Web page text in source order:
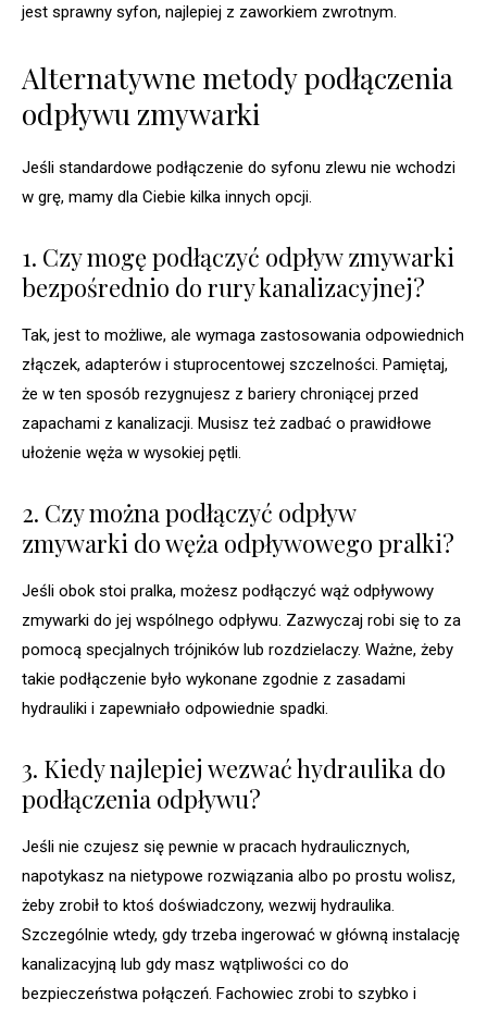
jest sprawny syfon, najlepiej z zaworkiem zwrotnym.
Alternatywne metody podłączenia
odpływu zmywarki
Jeśli standardowe podłączenie do syfonu zlewu nie wchodzi
w grę, mamy dla Ciebie kilka innych opcji.
1. Czy mogę podłączyć odpływ zmywarki
bezpośrednio do rury kanalizacyjnej?
Tak, jest to możliwe, ale wymaga zastosowania odpowiednich
złączek, adapterów i stuprocentowej szczelności. Pamiętaj,
że w ten sposób rezygnujesz z bariery chroniącej przed
zapachami z kanalizacji. Musisz też zadbać o prawidłowe
ułożenie węża w wysokiej pętli.
2. Czy można podłączyć odpływ
zmywarki do węża odpływowego pralki?
Jeśli obok stoi pralka, możesz podłączyć wąż odpływowy
zmywarki do jej wspólnego odpływu. Zazwyczaj robi się to za
pomocą specjalnych trójników lub rozdzielaczy. Ważne, żeby
takie podłączenie było wykonane zgodnie z zasadami
hydrauliki i zapewniało odpowiednie spadki.
3. Kiedy najlepiej wezwać hydraulika do
podłączenia odpływu?
Jeśli nie czujesz się pewnie w pracach hydraulicznych,
napotykasz na nietypowe rozwiązania albo po prostu wolisz,
żeby zrobił to ktoś doświadczony, wezwij hydraulika.
Szczególnie wtedy, gdy trzeba ingerować w główną instalację
kanalizacyjną lub gdy masz wątpliwości co do
bezpieczeństwa połączeń. Fachowiec zrobi to szybko i